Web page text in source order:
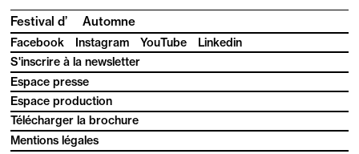
Festival d’ Automne
Facebook Instagram YouTube
Linkedin
S'inscrire à la newsletter
Espace presse
Espace production
Télécharger la brochure
Mentions légales